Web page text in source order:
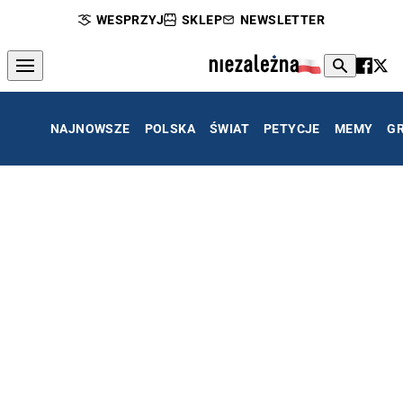
WESPRZYJ SKLEP NEWSLETTER
NAJNOWSZE POLSKA ŚWIAT PETYCJE MEMY